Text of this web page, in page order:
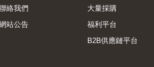
絡我們
站公告
大量採購
福利平台
B2B供應鏈平台